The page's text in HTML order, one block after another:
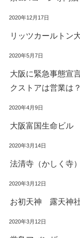
2020年12月17日
リッツカールトン
2020年5月7日
大阪に緊急事態宣
クストアは営業は？
2020年4月9日
大阪富国生命ビル
2020年3月14日
法清寺（かしく寺）
2020年3月12日
お初天神 露天神社
2020年3月12日